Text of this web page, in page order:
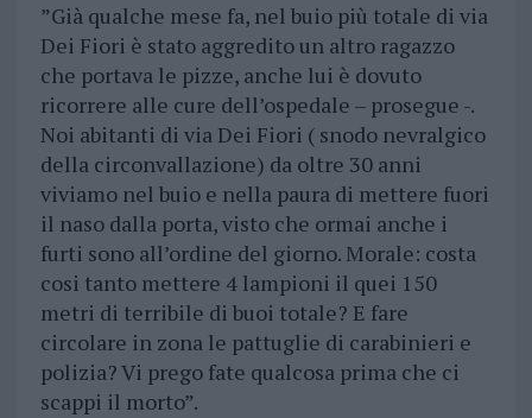
”Già qualche mese fa, nel buio più totale di via
Dei Fiori è stato aggredito un altro ragazzo
che portava le pizze, anche lui è dovuto
ricorrere alle cure dell’ospedale – prosegue -.
Noi abitanti di via Dei Fiori ( snodo nevralgico
della circonvallazione) da oltre 30 anni
viviamo nel buio e nella paura di mettere fuori
il naso dalla porta, visto che ormai anche i
furti sono all’ordine del giorno. Morale: costa
cosi tanto mettere 4 lampioni il quei 150
metri di terribile di buoi totale? E fare
circolare in zona le pattuglie di carabinieri e
polizia? Vi prego fate qualcosa prima che ci
scappi il morto”.